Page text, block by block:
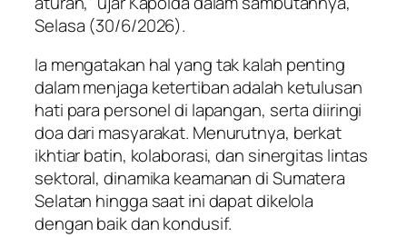
Selasa (30/6/2026).
Ia mengatakan hal yang tak kalah penting
dalam menjaga ketertiban adalah ketulusan
hati para personel di lapangan, serta diiringi
doa dari masyarakat. Menurutnya, berkat
ikhtiar batin, kolaborasi, dan sinergitas lintas
sektoral, dinamika keamanan di Sumatera
Selatan hingga saat ini dapat dikelola
dengan baik dan kondusif.